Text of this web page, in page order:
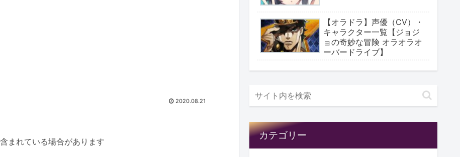
2020.08.21
まれている場合があります
【オラドラ】声優（CV）・
キャラクター一覧【ジョジ
ョの奇妙な冒険 オラオラオ
ーバードライブ】
カテゴリー